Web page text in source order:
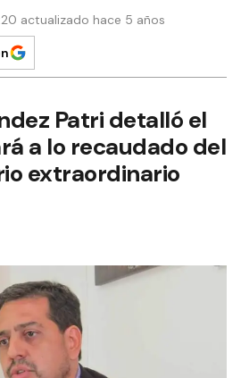
actualizado hace 5 años
Patri detalló el
a lo recaudado del
extraordinario